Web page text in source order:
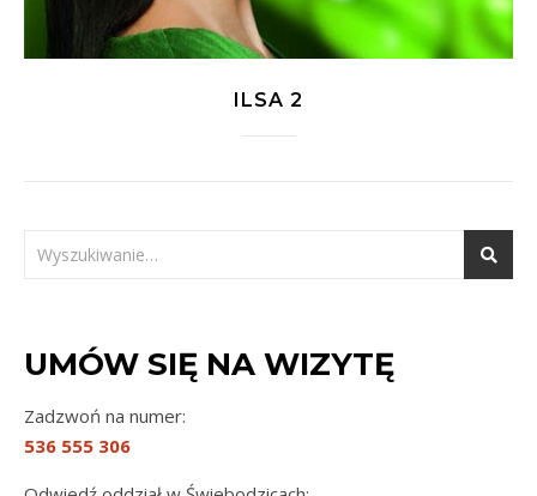
ILSA 2
UMÓW SIĘ NA WIZYTĘ
Zadzwoń na numer:
536 555 306